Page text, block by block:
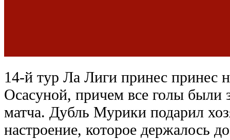
14-й тур Ла Лиги принес
Осасуной, причем все голы были
матча. Дубль Мурики подарил
настроение, которое держалось